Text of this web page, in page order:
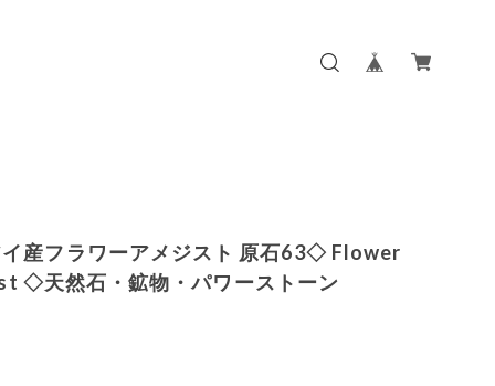
産フラワーアメジスト 原石63◇ Flower
◇天然石・鉱物・パワーストーン